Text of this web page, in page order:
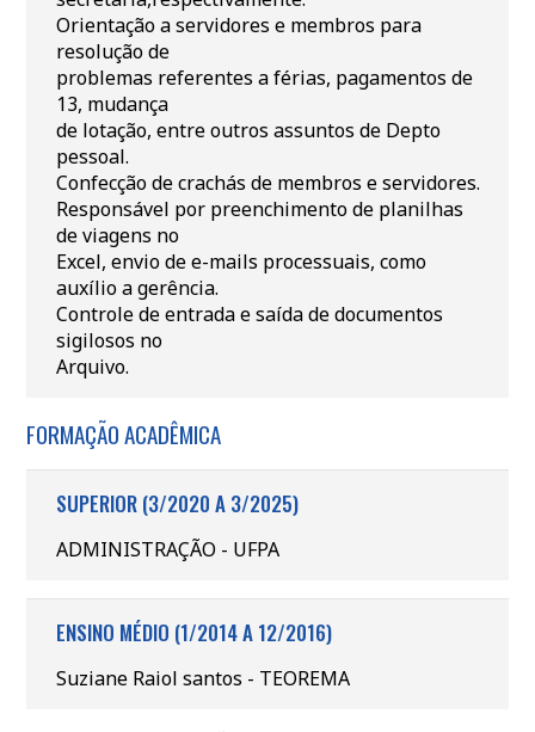
Orientação a servidores e membros para
resolução de
problemas referentes a férias, pagamentos de
13, mudança
de lotação, entre outros assuntos de Depto
pessoal.
Confecção de crachás de membros e servidores.
Responsável por preenchimento de planilhas
de viagens no
Excel, envio de e-mails processuais, como
auxílio a gerência.
Controle de entrada e saída de documentos
sigilosos no
Arquivo.
FORMAÇÃO ACADÊMICA
SUPERIOR (3/2020 A 3/2025)
ADMINISTRAÇÃO - UFPA
ENSINO MÉDIO (1/2014 A 12/2016)
Suziane Raiol santos - TEOREMA